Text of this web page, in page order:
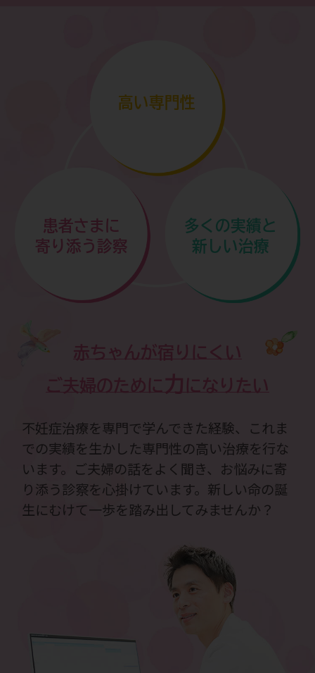
詳しくはこちらをご覧ください＞
高い専門性
患者さまに
寄り添う診察
多くの実績と
新しい治療
赤ちゃんが宿りにくい
ご夫婦のために 力 になりたい
不妊症治療を専門で学んできた経験、これま
での実績を生かした専門性の高い治療を行な
います。ご夫婦の話をよく聞き、お悩みに寄
り添う診察を心掛けています。新しい命の誕
生にむけて一歩を踏み出してみませんか？